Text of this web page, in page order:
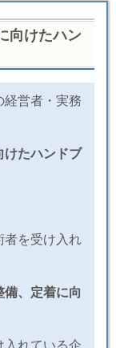
向けたハン
経営者・実務
けたハンドブ
者を受け入れ
、定着に向
入れている企